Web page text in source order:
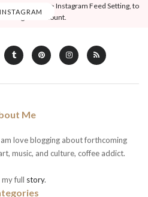
Like & View > Instagram Feed Setting, to
Instagram account.
Me
love blogging about forthcoming
music, and culture, coffee addict.
my full story.